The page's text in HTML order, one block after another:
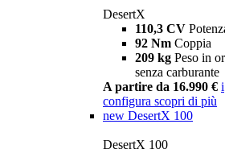
DesertX
110,3 CV
92 Nm Coppia
209 kg Peso in
senza carburante
A partire da 16.990 € i
configura scopri di più
new DesertX 100
DesertX 100